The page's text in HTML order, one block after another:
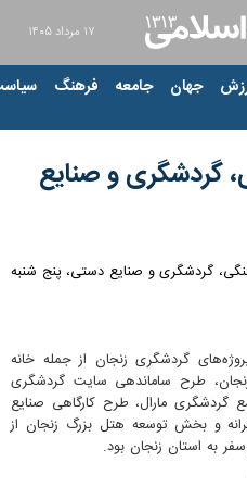
۱۷ مرداد ۱۴۰۵
جهان جامعه فرهنگ
گردشگری و صنایع‌
گردشگری و صنایع‌ دستی، پنج شنبه
گردشگری زنجان از جمله خانه
طرح ساماندهی سایت گردشگری
گردشگری مارال، طرح کارگاهی صنایع
و بخش توسعه هتل بزرگ زنجان از
به استان زنجان بود.